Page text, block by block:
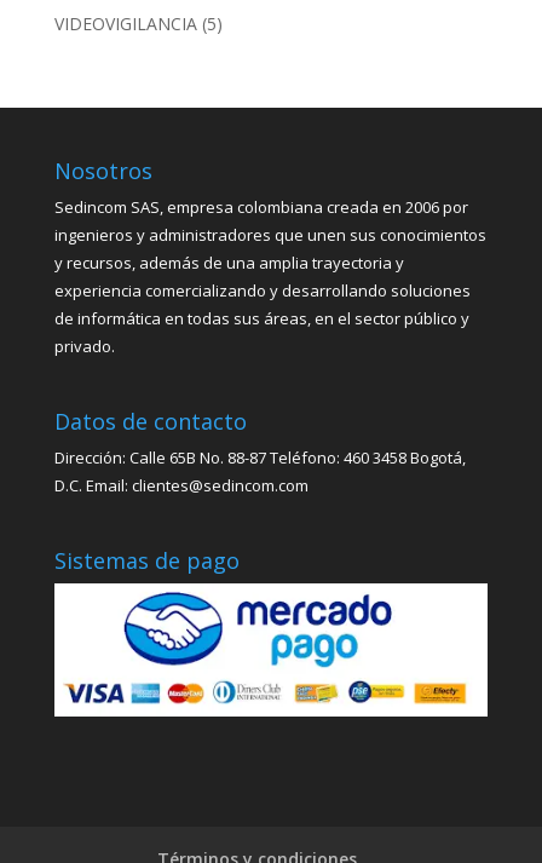
VIDEOVIGILANCIA (5)
Nosotros
Sedincom SAS, empresa colombiana creada en 2006 por
ingenieros y administradores que unen sus conocimientos
y recursos, además de una amplia trayectoria y
experiencia comercializando y desarrollando soluciones
de informática en todas sus áreas, en el sector público y
privado.
Datos de contacto
Dirección: Calle 65B No. 88-87 Teléfono: 460 3458 Bogotá,
D.C. Email: clientes@sedincom.com
Sistemas de pago